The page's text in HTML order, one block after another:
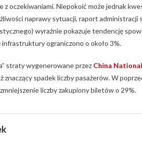
oczekiwaniami. Niepokoić może jednak
naprawy sytuacji, raport
wyraźnie pokazuje tendencję
ograniczono o około 3%.
straty wygenerowane przez China
spadek liczby pasażerów. W
liczby zakupiony biletów o 29%.